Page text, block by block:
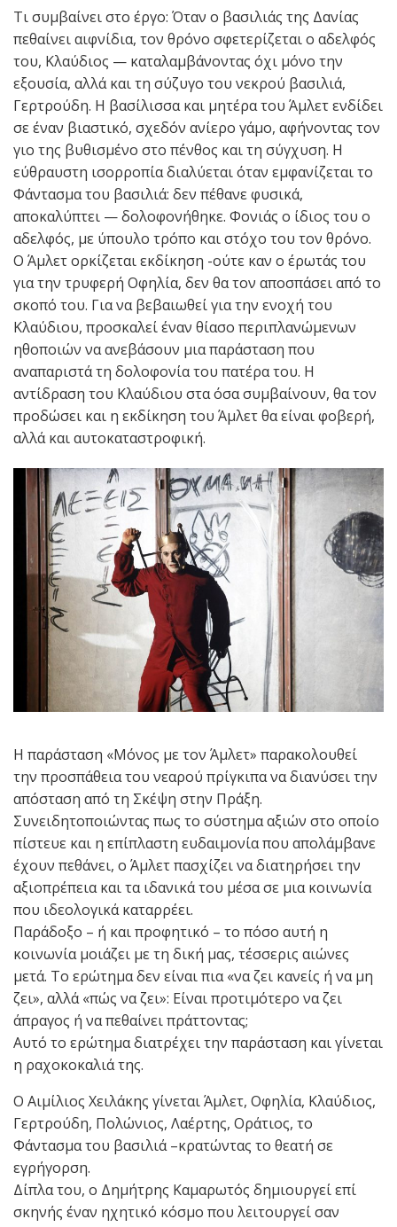
Τι συμβαίνει στο έργο: Όταν ο βασιλιάς της Δανίας
πεθαίνει αιφνίδια, τον θρόνο σφετερίζεται ο αδελφός
του, Κλαύδιος — καταλαμβάνοντας όχι μόνο την
εξουσία, αλλά και τη σύζυγο του νεκρού βασιλιά,
Γερτρούδη. Η βασίλισσα και μητέρα του Άμλετ ενδίδει
σε έναν βιαστικό, σχεδόν ανίερο γάμο, αφήνοντας τον
γιο της βυθισμένο στο πένθος και τη σύγχυση. Η
εύθραυστη ισορροπία διαλύεται όταν εμφανίζεται το
Φάντασμα του βασιλιά: δεν πέθανε φυσικά,
αποκαλύπτει — δολοφονήθηκε. Φονιάς ο ίδιος του ο
αδελφός, με ύπουλο τρόπο και στόχο του τον θρόνο.
Ο Άμλετ ορκίζεται εκδίκηση -ούτε καν ο έρωτάς του
για την τρυφερή Οφηλία, δεν θα τον αποσπάσει από το
σκοπό του. Για να βεβαιωθεί για την ενοχή του
Κλαύδιου, προσκαλεί έναν θίασο περιπλανώμενων
ηθοποιών να ανεβάσουν μια παράσταση που
αναπαριστά τη δολοφονία του πατέρα του. Η
αντίδραση του Κλαύδιου στα όσα συμβαίνουν, θα τον
προδώσει και η εκδίκηση του Άμλετ θα είναι φοβερή,
αλλά και αυτοκαταστροφική.
Η παράσταση «Μόνος με τον Άμλετ» παρακολουθεί
την προσπάθεια του νεαρού πρίγκιπα να διανύσει την
απόσταση από τη Σκέψη στην Πράξη.
Συνειδητοποιώντας πως το σύστημα αξιών στο οποίο
πίστευε και η επίπλαστη ευδαιμονία που απολάμβανε
έχουν πεθάνει, ο Άμλετ πασχίζει να διατηρήσει την
αξιοπρέπεια και τα ιδανικά του μέσα σε μια κοινωνία
που ιδεολογικά καταρρέει.
Παράδοξο – ή και προφητικό – το πόσο αυτή η
κοινωνία μοιάζει με τη δική μας, τέσσερις αιώνες
μετά. Το ερώτημα δεν είναι πια «να ζει κανείς ή να μη
ζει», αλλά «πώς να ζει»: Είναι προτιμότερο να ζει
άπραγος ή να πεθαίνει πράττοντας;
Αυτό το ερώτημα διατρέχει την παράσταση και γίνεται
η ραχοκοκαλιά της.
Ο Αιμίλιος Χειλάκης γίνεται Άμλετ, Οφηλία, Κλαύδιος,
Γερτρούδη, Πολώνιος, Λαέρτης, Οράτιος, το
Φάντασμα του βασιλιά –κρατώντας το θεατή σε
εγρήγορση.
Δίπλα του, ο Δημήτρης Καμαρωτός δημιουργεί επί
σκηνής έναν ηχητικό κόσμο που λειτουργεί σαν